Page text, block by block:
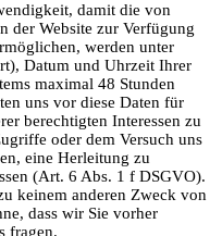
damit die von
der Website zur Verfügung
werden unter
Datum und Uhrzeit Ihrer
maximal 48 Stunden
uns vor diese Daten für
berechtigten Interessen zu
oder dem Versuch uns
eine Herleitung zu
(Art. 6 Abs. 1 f DSGVO).
keinem anderen Zweck von
dass wir Sie vorher
fragen.